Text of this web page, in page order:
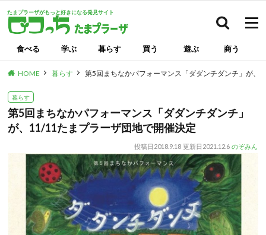
たまプラーザがもっと好きになる発見サイト
食べる 学ぶ 暮らす 買う 遊ぶ 商う
HOME 暮らす 第5回まちなかパフォーマンス「ダダンチダンチ」が、
暮らす
第5回まちなかパフォーマンス「ダダンチダンチ」
が、11/11たまプラーザ団地で開催決定
投稿日 2018.9.18 更新日 2021.12.6 のぞみん